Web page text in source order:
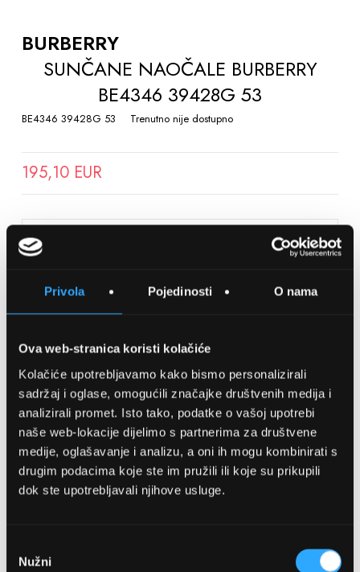
Privola Pojedinosti O nama
Ova web-stranica koristi kolačiće
Kolačiće upotrebljavamo kako bismo personalizirali
sadržaj i oglase, omogućili značajke društvenih medija i
analizirali promet. Isto tako, podatke o vašoj upotrebi
naše web-lokacije dijelimo s partnerima za društvene
medije, oglašavanje i analizu, a oni ih mogu kombinirati s
drugim podacima koje ste im pružili ili koje su prikupili
dok ste upotrebljavali njihove usluge.
pristanka
Nužni
THE
BEGINNING
GALLERY
BURBERRY
SUNČANE NAOČALE BURBERRY
BE4346 39428G 53
BE4346 39428G 53 Trenutno nije dostupno
195,10 EUR
SPREMITE NA LISTU ŽELJA
Detalji
OPTIKA NJEGO, POSLOVNICA 1